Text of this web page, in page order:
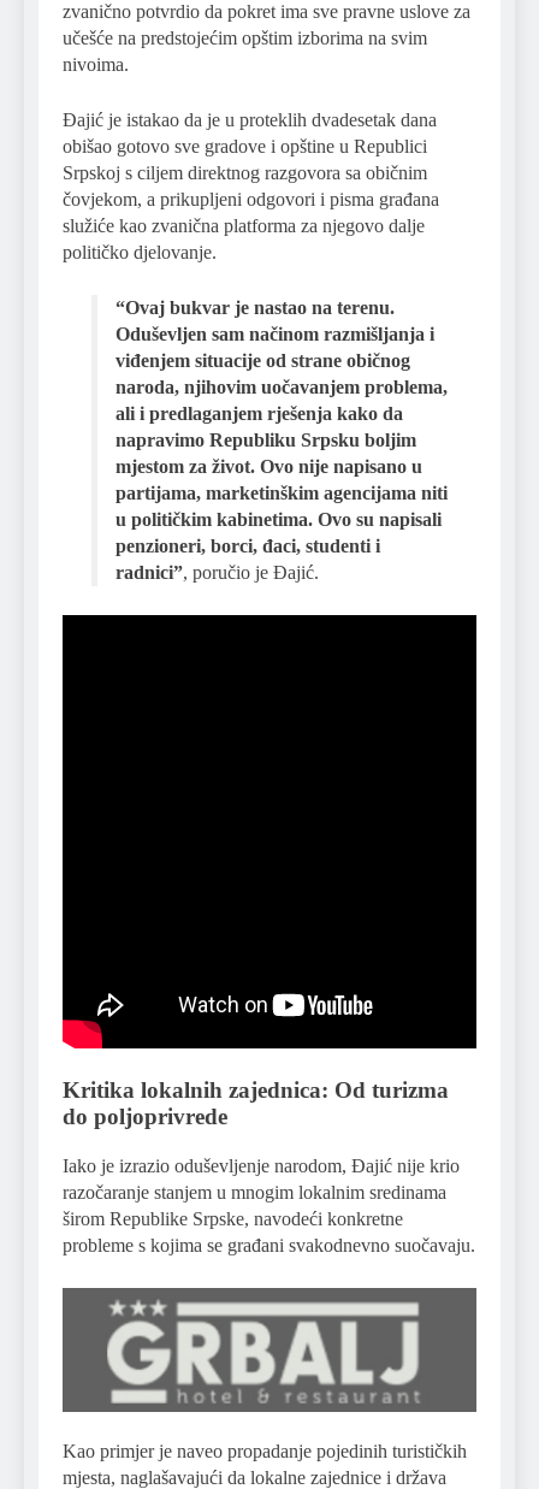
zvanično potvrdio da pokret ima sve pravne uslove za
učešće na predstojećim opštim izborima na svim
nivoima.
Đajić je istakao da je u proteklih dvadesetak dana
obišao gotovo sve gradove i opštine u Republici
Srpskoj s ciljem direktnog razgovora sa običnim
čovjekom, a prikupljeni odgovori i pisma građana
služiće kao zvanična platforma za njegovo dalje
političko djelovanje.
“Ovaj bukvar je nastao na terenu.
Oduševljen sam načinom razmišljanja i
viđenjem situacije od strane običnog
naroda, njihovim uočavanjem problema,
ali i predlaganjem rješenja kako da
napravimo Republiku Srpsku boljim
mjestom za život. Ovo nije napisano u
partijama, marketinškim agencijama niti
u političkim kabinetima. Ovo su napisali
penzioneri, borci, đaci, studenti i
radnici”, poručio je Đajić.
Kritika lokalnih zajednica: Od turizma
do poljoprivrede
Iako je izrazio oduševljenje narodom, Đajić nije krio
razočaranje stanjem u mnogim lokalnim sredinama
širom Republike Srpske, navodeći konkretne
probleme s kojima se građani svakodnevno suočavaju.
Kao primjer je naveo propadanje pojedinih turističkih
mjesta, naglašavajući da lokalne zajednice i država